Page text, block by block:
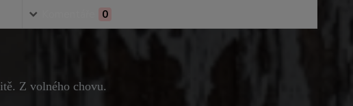
0
Z volného chovu.